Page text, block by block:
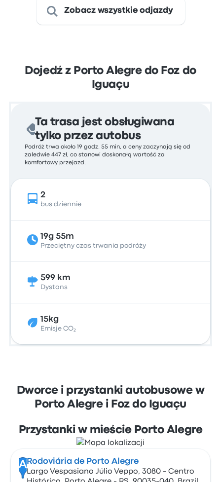
Zobacz wszystkie odjazdy
Dojedź z Porto Alegre do Foz do
Iguaçu
Ta trasa jest obsługiwana
tylko przez autobus
Podróż trwa około 19 godz. 55 min, a ceny zaczynają się od
zaledwie 447 zł, co stanowi doskonałą wartość za
komfortowy przejazd.
2
bus dziennie
19g 55m
Przeciętny czas trwania podróży
599 km
Dystans
15kg
Emisje CO₂
Dworce i przystanki autobusowe w
Porto Alegre i Foz do Iguaçu
Przystanki w mieście Porto Alegre
A Rodoviária de Porto Alegre
Largo Vespasiano Júlio Veppo, 3080 - Centro